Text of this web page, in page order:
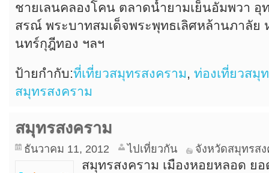
ชายเลนคลองโคน ตลาดน้ำยามเย็นอัมพวา
สรณ์ พระบาทสมเด็จพระพุทธเลิศหล้านภาลัย
นทร์กุฎีทอง ฯลฯ
ป้ายกำกับ:ที่เที่ยวสมุทรสงคราม, ท่องเที่ยวสมุ
สมุทรสงคราม
สมุทรสงคราม
ธันวาคม 11, 2012 ไปเที่ยวกัน จังหวัดสมุทรส
สมุทรสงคราม เมืองหอยหลอด ย